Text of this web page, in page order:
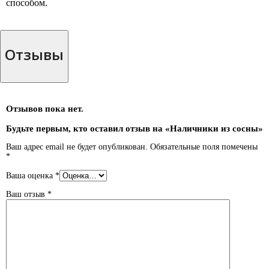
способом.
Отзывы
Отзывов пока нет.
Будьте первым, кто оставил отзыв на «Наличники из сосны»
Ваш адрес email не будет опубликован. Обязательные поля помечены
*
Ваша оценка *
Ваш отзыв *